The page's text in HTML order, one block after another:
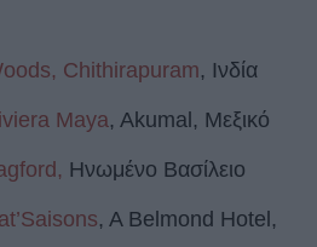
Chithirapuram, Ινδία
Maya, Akumal, Μεξικό
Ηνωμένο Βασίλειο
, A Belmond Hotel,